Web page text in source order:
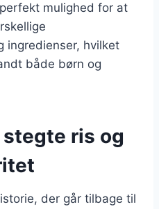
mulighed for at
ingredienser, hvilket
både børn og
ris og
der går tilbage til